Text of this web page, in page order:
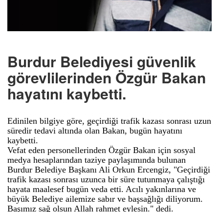
Burdur Belediyesi güvenlik
görevlilerinden Özgür Bakan
hayatını kaybetti.
Edinilen bilgiye göre, geçirdiği trafik kazası sonrası uzun
süredir tedavi altında olan Bakan, bugün hayatını
kaybetti.
Vefat eden personellerinden Özgür Bakan için sosyal
medya hesaplarından taziye paylaşımında bulunan
Burdur Belediye Başkanı Ali Orkun Ercengiz, "Geçirdiği
trafik kazası sonrası uzunca bir süre tutunmaya çalıştığı
hayata maalesef bugün veda etti. Acılı yakınlarına ve
büyük Belediye ailemize sabır ve başsağlığı diliyorum.
Başımız sağ olsun Allah rahmet eylesin." dedi.